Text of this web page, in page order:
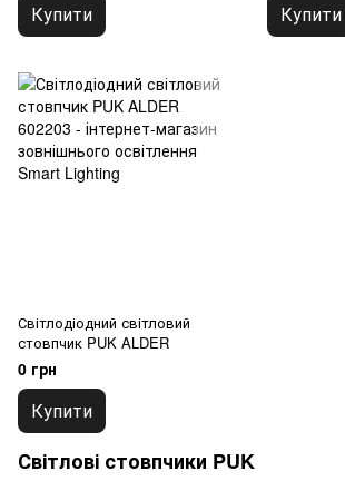
Купити Купити
Світлодіодний світловий
стовпчик PUK ALDER
0 грн
Купити
Світлові стовпчики PUK